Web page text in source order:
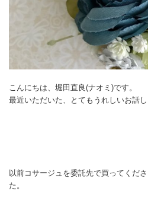
こんにちは、堀田直良(ナオミ)です。
最近いただいた、とてもうれしいお話し
以前コサージュを委託先で買ってくだ
た。